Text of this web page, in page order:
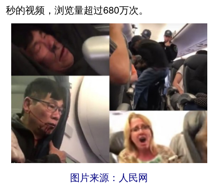
秒的视频，浏览量超过680万次。
图片来源：人民网